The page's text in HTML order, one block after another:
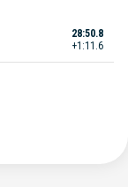
28:50.8
+1:11.6